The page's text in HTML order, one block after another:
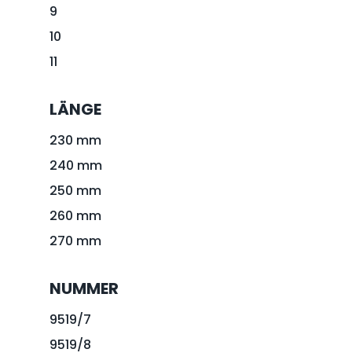
9
10
11
LÄNGE
230 mm
240 mm
250 mm
260 mm
270 mm
NUMMER
9519/7
9519/8